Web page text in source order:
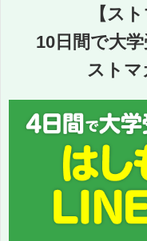
【ス
10日間で大
ストマ